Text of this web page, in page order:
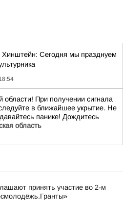
Хинштейн: Сегодня мы празднуем
При получении сигнала
в ближайшее укрытие. Не
панике! Дождитесь
область
принять участие во 2-м